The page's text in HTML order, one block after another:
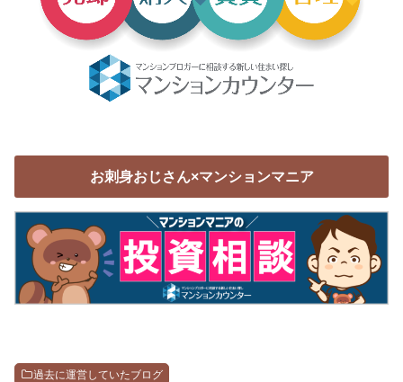
お刺身おじさん×マンションマニア
過去に運営していたブログ